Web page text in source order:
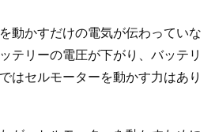
動かすだけの電気が伝わっていな
テリーの電圧が下がり、バッテリ
はセルモーターを動かす力はあり